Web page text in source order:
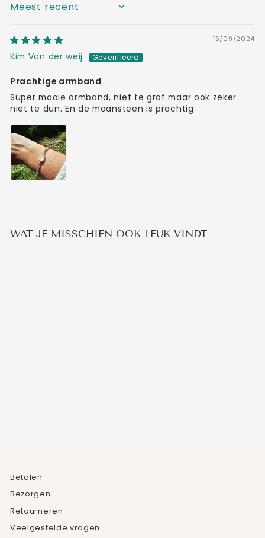
SORT BY
15/09/2024
Kim Van der weij
Prachtige armband
Super mooie armband, niet te grof maar ook zeker
niet te dun. En de maansteen is prachtig
WAT JE MISSCHIEN OOK LEUK VINDT
Betalen
Bezorgen
Retourneren
Veelgestelde vragen